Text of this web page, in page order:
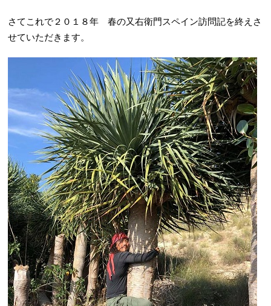
さてこれで２０１８年 春の又右衛門スペイン訪問記を終えさ
せていただきます。